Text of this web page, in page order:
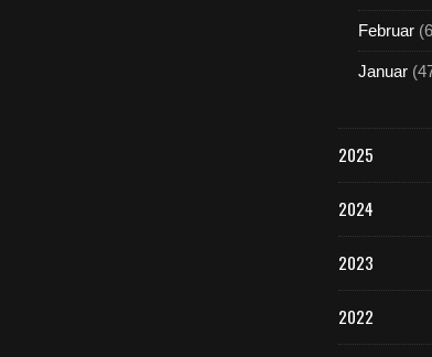
Februar
Januar
2025
2024
2023
2022